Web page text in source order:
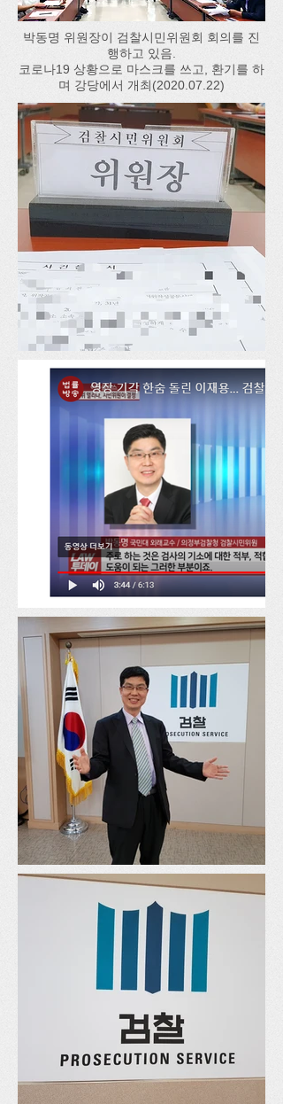
박동명 위원장이 검찰시민위원회 회의를 진
행하고 있음.
코로나19 상황으로 마스크를 쓰고, 환기를 하
며 강당에서 개최(2020.07.22)